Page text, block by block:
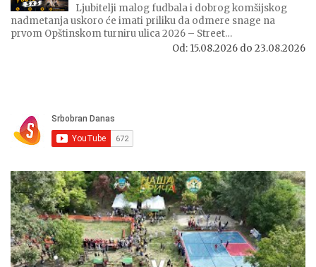
Ljubitelji malog fudbala i dobrog komšijskog
nadmetanja uskoro će imati priliku da odmere snage na
prvom Opštinskom turniru ulica 2026 – Street…
Od: 15.08.2026 do 23.08.2026